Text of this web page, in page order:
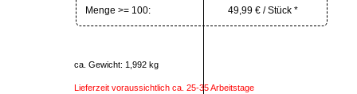
Menge >= 100:
49,99 € / Stück *
ca. Gewicht: 1,992 kg
Lieferzeit voraussichtlich ca. 25-35 Arbeitstage